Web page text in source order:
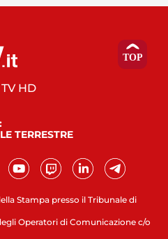
Stampa presso il Tribunale di
Operatori di Comunicazione c/o
HD
TERRESTRE